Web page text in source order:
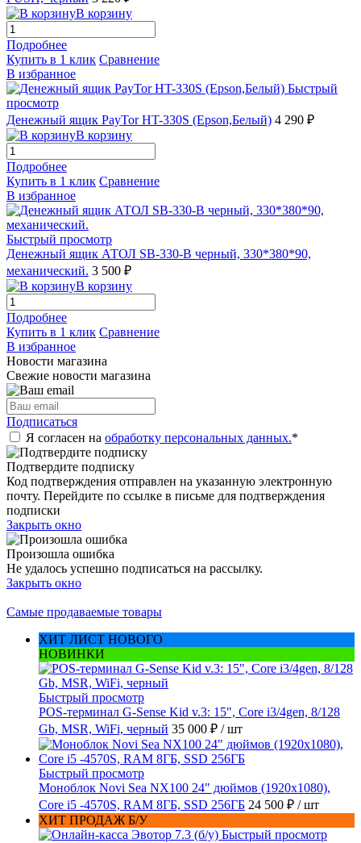
В корзину
Подробнее
Купить в 1 клик Сравнение
В избранное
Быстрый
просмотр
Денежный ящик PayTor HT-330S (Epson,Белый) 4 290 ₽
В корзину
Подробнее
Купить в 1 клик Сравнение
В избранное
Быстрый просмотр
Денежный ящик АТОЛ SB-330-B черный, 330*380*90,
механический. 3 500 ₽
В корзину
Подробнее
Купить в 1 клик Сравнение
В избранное
Новости магазина
Свежие новости магазина
Подписаться
Я согласен на обработку персональных данных.*
Подтвердите подписку
Код подтверждения отправлен на указанную электронную
почту. Перейдите по ссылке в письме для подтверждения
подписки
Закрыть окно
Произошла ошибка
Не удалось успешно подписаться на рассылку.
Закрыть окно
Самые продаваемые товары
ХИТ ЛИСТ НОВОГО
НОВИНКИ
Быстрый просмотр
POS-терминал G-Sense Kid v.3: 15", Core i3/4gen, 8/128
Gb, MSR, WiFi, черный 35 000 ₽ / шт
Быстрый просмотр
Моноблок Novi Sea NX100 24" дюймов (1920x1080),
Core i5 -4570S, RAM 8ГБ, SSD 256ГБ 24 500 ₽ / шт
ХИТ ПРОДАЖ Б/У
Быстрый просмотр